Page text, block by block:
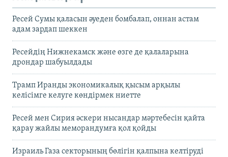
Ресей Сумы қаласын әуеден бомбалап, оннан астам
адам зардап шеккен
Ресейдің Нижнекамск және өзге де қалаларына
дрондар шабуылдады
Трамп Иранды экономикалық қысым арқылы
келісімге келуге көндірмек ниетте
Ресей мен Сирия әскери нысандар мәртебесін қайта
қарау жайлы меморандумға қол қойды
Израиль Газа секторының бөлігін қалпына келтіруді